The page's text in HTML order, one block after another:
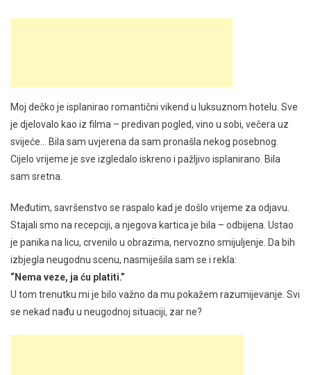
Moj dečko je isplanirao romantični vikend u luksuznom hotelu. Sve
je djelovalo kao iz filma – predivan pogled, vino u sobi, večera uz
svijeće… Bila sam uvjerena da sam pronašla nekog posebnog.
Cijelo vrijeme je sve izgledalo iskreno i pažljivo isplanirano. Bila
sam sretna.
Međutim, savršenstvo se raspalo kad je došlo vrijeme za odjavu.
Stajali smo na recepciji, a njegova kartica je bila – odbijena. Ustao
je panika na licu, crvenilo u obrazima, nervozno smijuljenje. Da bih
izbjegla neugodnu scenu, nasmiješila sam se i rekla:
“Nema veze, ja ću platiti.”
U tom trenutku mi je bilo važno da mu pokažem razumijevanje. Svi
se nekad nađu u neugodnoj situaciji, zar ne?